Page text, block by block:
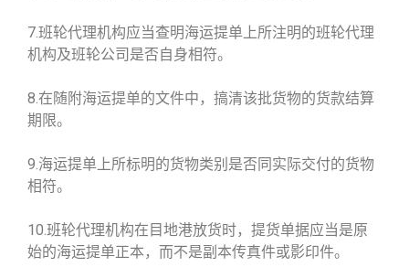
7.班轮代理机构应当查明海运提单上所注明的班轮代理
机构及班轮公司是否自身相符。
8.在随附海运提单的文件中，搞清该批货物的货款结算
期限。
9.海运提单上所标明的货物类别是否同实际交付的货物
相符。
10.班轮代理机构在目地港放货时，提货单据应当是原
始的海运提单正本，而不是副本传真件或影印件。